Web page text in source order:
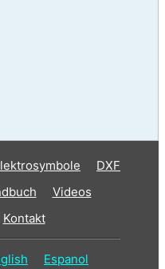
DXF
Videos
Kontakt
Espanol